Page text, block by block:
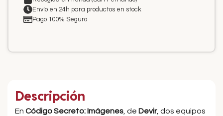
Envío en 24h para productos en stock
Pago 100% Seguro
Descripción
En Código Secreto: Imágenes , de Devir, dos equipos